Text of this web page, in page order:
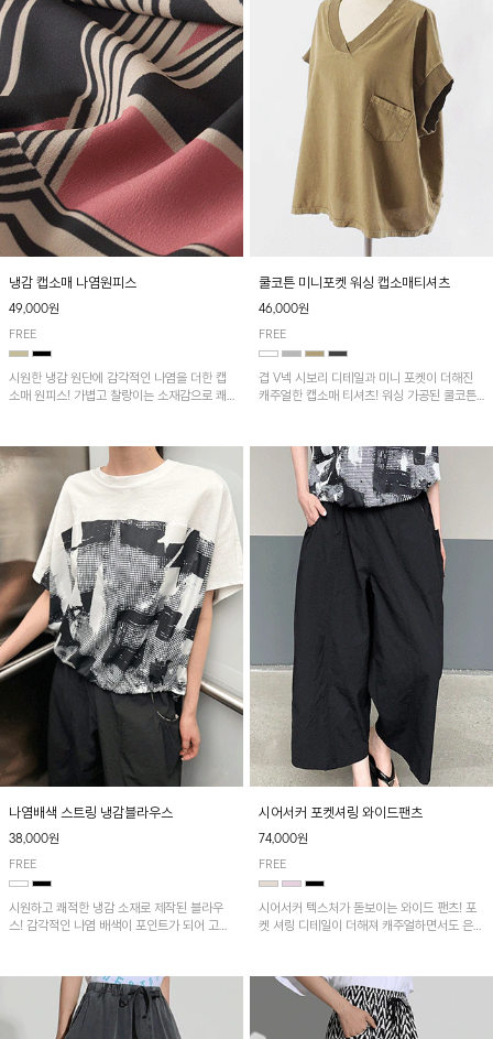
냉감 캡소매 나염원피스
49,000원
FREE
시원한 냉감 원단에 감각적인 나염을 더한 캡
소매 원피스! 가볍고 찰랑이는 소재감으로 쾌
쿨코튼 미니포켓 워싱 캡소매티셔츠
46,000원
FREE
겹 V넥 시보리 디테일과 미니 포켓이 더해진
캐주얼한 캡소매 티셔츠! 워싱 가공된 쿨코튼
나염배색 스트링 냉감블라우스
38,000원
FREE
시원하고 쾌적한 냉감 소재로 제작된 블라우
스! 감각적인 나염 배색이 포인트가 되어 고급
착용 가능합니다~
시어서커 포켓셔링 와이드팬츠
74,000원
FREE
시어서커 텍스처가 돋보이는 와이드 팬츠! 포
켓 셔링 디테일이 더해져 캐주얼하면서도 은은
다. 가볍고 쾌적한 착용감으로 여름철 데일리
아이템으로 활용하기 좋아요~